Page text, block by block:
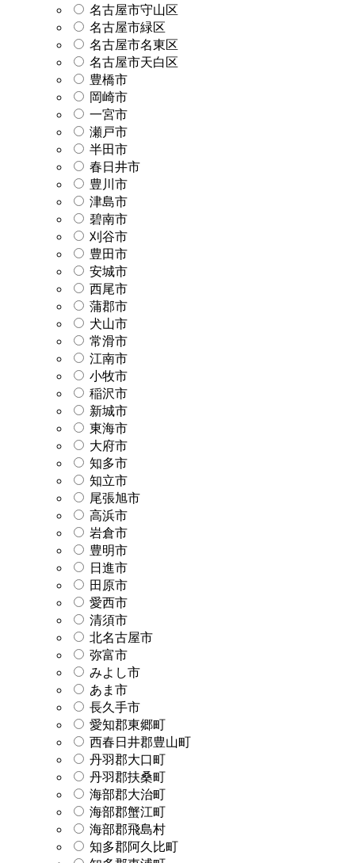
名古屋市守山区
名古屋市緑区
名古屋市名東区
名古屋市天白区
豊橋市
岡崎市
一宮市
瀬戸市
半田市
春日井市
豊川市
津島市
碧南市
刈谷市
豊田市
安城市
西尾市
蒲郡市
犬山市
常滑市
江南市
小牧市
稲沢市
新城市
東海市
大府市
知多市
知立市
尾張旭市
高浜市
岩倉市
豊明市
日進市
田原市
愛西市
清須市
北名古屋市
弥富市
みよし市
あま市
長久手市
愛知郡東郷町
西春日井郡豊山町
丹羽郡大口町
丹羽郡扶桑町
海部郡大治町
海部郡蟹江町
海部郡飛島村
知多郡阿久比町